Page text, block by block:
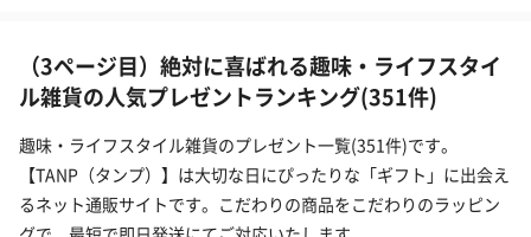
（3ページ目）絶対に喜ばれる趣味・ライフスタイ
ル雑貨の人気プレゼントランキング(351件)
趣味・ライフスタイル雑貨のプレゼント一覧(351件)です。
【TANP（タンプ）】は大切な日にぴったりな「ギフト」に出会え
るネット通販サイトです。こだわりの商品をこだわりのラッピン